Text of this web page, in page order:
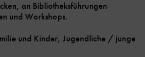
an Bibliotheksführungen
und Workshops.
und Kinder, Jugendliche / junge